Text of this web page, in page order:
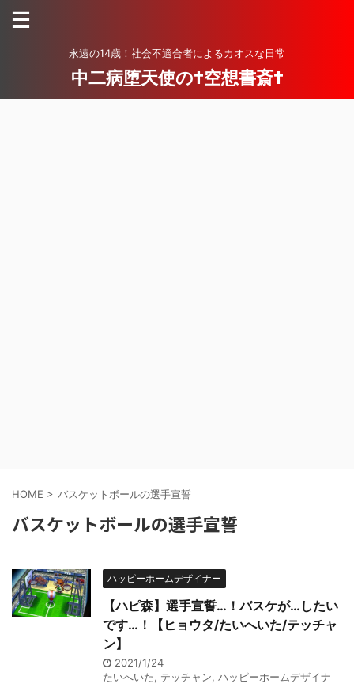
永遠の14歳！社会不適合者によるカオスな日常
中二病堕天使の†空想書斎†
HOME > バスケットボールの選手宣誓
バスケットボールの選手宣誓
ハッピーホームデザイナー
【ハピ森】選手宣誓…！バスケが…したい
です…！【ヒョウタ/たいへいた/テッチャ
ン】
2021/1/24
たいへいた, テッチャン, ハッピーホームデザイナ